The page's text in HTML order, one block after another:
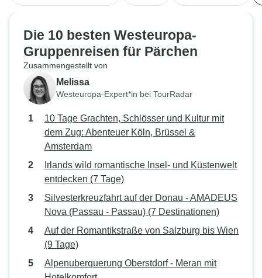
Die 10 besten Westeuropa-
Gruppenreisen für Pärchen
Zusammengestellt von
Melissa
Westeuropa-Expert*in bei TourRadar
10 Tage Grachten, Schlösser und Kultur mit
dem Zug: Abenteuer Köln, Brüssel &
Amsterdam
Irlands wild romantische Insel- und Küstenwelt
entdecken (7 Tage)
Silvesterkreuzfahrt auf der Donau - AMADEUS
Nova (Passau - Passau) (7 Destinationen)
Auf der Romantikstraße von Salzburg bis Wien
(9 Tage)
Alpenuberquerung Oberstdorf - Meran mit